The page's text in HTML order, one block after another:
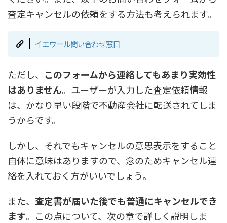
査定キャンセルの依頼をする方法も考えられます。
イエウール問い合わせ窓口
ただし、 このフォームから連絡してもあまり実効性
はありません。ユーザーが入力した査定依頼情報
は、かなり早い段階で不動産会社に転送されてしま
うからです。
しかし、それでもキャンセルの意思表示をすること
自体に意味はありますので、念のためキャンセル連
絡を入れておく方がいいでしょう。
また、 査定書が届いた後でも普通にキャンセルでき
ます。この点について、次の章で詳しく説明しま